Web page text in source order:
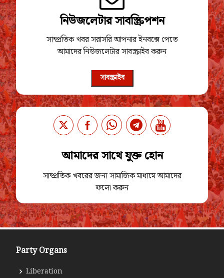
নিউজলেটার সাবস্ক্রিপশন
সাম্প্রতিক খবর সরাসরি আপনার ইনবক্সে পেতে
আমাদের নিউজলেটার সাবস্ক্রাইব করুন
সাবস্ক্রাইব
আমাদের সাথে যুক্ত হোন
সাম্প্রতিক খবরের জন্য সামাজিক মাধ্যমে আমাদের
ফলো করুন
Party Organs
Liberation